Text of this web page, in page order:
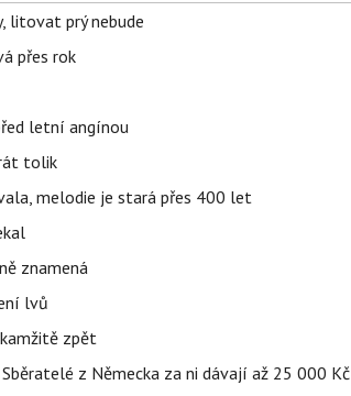
litovat prý nebude
přes rok
letní angínou
tolik
melodie je stará přes 400 let
znamená
lvů
zpět
z Německa za ni dávají až 25 000 Kč